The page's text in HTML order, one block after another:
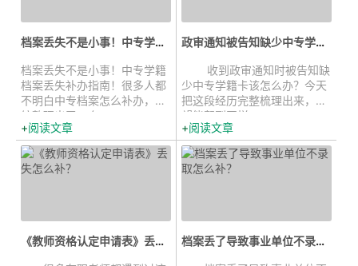
档案丢失不是小事！中专学籍档案丢...
档案丢失不是小事！中专学籍
档案丢失补办指南！很多人都
不明白中专档案怎么补办，小
编整理出了一套...
阅读文章
政审通知被告知缺少中专学籍卡，怎...
收到政审通知时被告知缺
少中专学籍卡该怎么办？今天
把这段经历完整梳理出来，希
望能帮到同样...
阅读文章
《教师资格认定申请表》丢失怎么... 档案丢了导致事业单位不录取怎么...